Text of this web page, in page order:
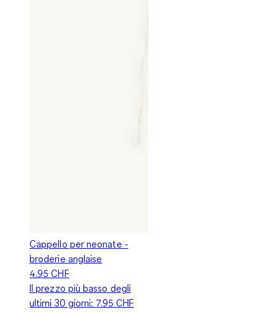
Cappello per neonate -
broderie anglaise
4.95 CHF
Il prezzo più basso degli
ultimi 30 giorni: 7.95 CHF